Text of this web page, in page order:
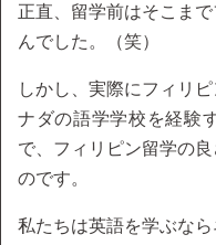
正直、留学前はそこま
んでした。（笑）
しかし、実際にフィリ
ナダの語学学校を経験
で、フィリピン留学の
のです。
私たちは英語を学ぶな